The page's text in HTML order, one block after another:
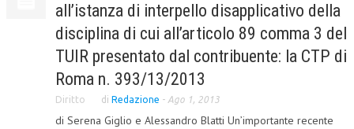
L’UMANISTA
DIRITTO
DIRITTO PENALE D’IMPRESA
all’istanza di interpello disapplicativo della
disciplina di cui all’articolo 89 comma 3 del
TUIR presentato dal contribuente: la CTP di
Roma n. 393/13/2013
Diritto di Redazione - Ago 1, 2013
di Serena Giglio e Alessandro Blatti Un’importante recente